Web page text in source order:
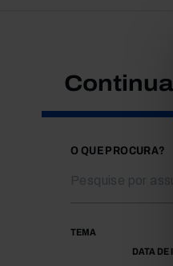
O QUE PROCURA?
TEMA
DATA DE